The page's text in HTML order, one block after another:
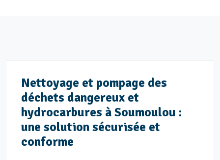
Nettoyage et pompage des
déchets dangereux et
hydrocarbures à Soumoulou :
une solution sécurisée et
conforme